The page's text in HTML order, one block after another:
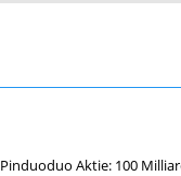
Pinduoduo Aktie: 100